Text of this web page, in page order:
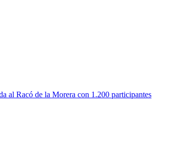
al Racó de la Morera con 1.200 participantes